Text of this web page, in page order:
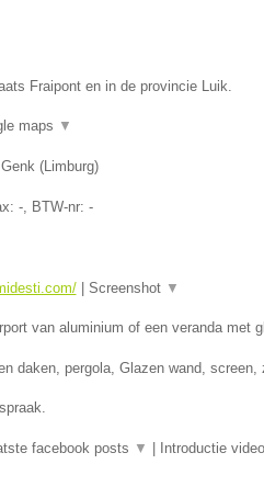
Fraipont en in de provincie Luik.
maps ▼
Genk(Limburg)
-, BTW-nr: -
| Screenshot ▼
van aluminium of een veranda met
daken, pergola, Glazen wand, screen,
facebook posts ▼ Introductie video